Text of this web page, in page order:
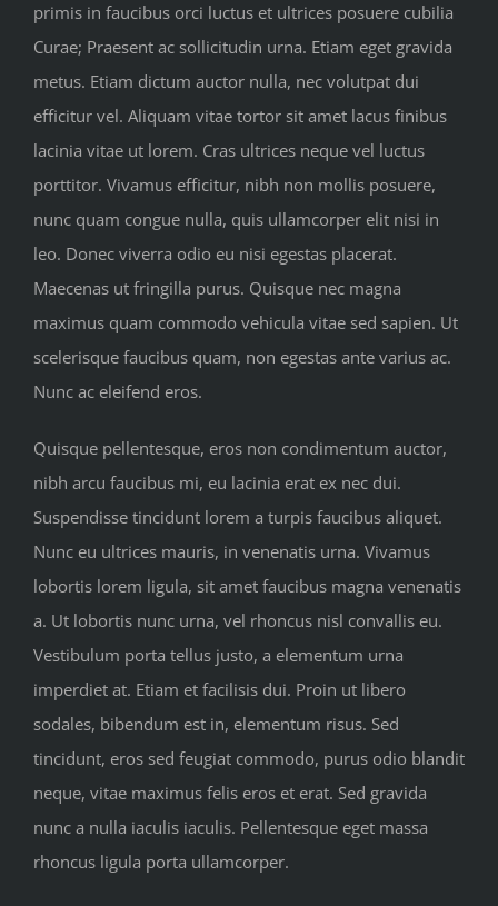
primis in faucibus orci luctus et ultrices posuere cubilia
Curae; Praesent ac sollicitudin urna. Etiam eget gravida
metus. Etiam dictum auctor nulla, nec volutpat dui
efficitur vel. Aliquam vitae tortor sit amet lacus finibus
lacinia vitae ut lorem. Cras ultrices neque vel luctus
porttitor. Vivamus efficitur, nibh non mollis posuere,
nunc quam congue nulla, quis ullamcorper elit nisi in
leo. Donec viverra odio eu nisi egestas placerat.
Maecenas ut fringilla purus. Quisque nec magna
maximus quam commodo vehicula vitae sed sapien. Ut
scelerisque faucibus quam, non egestas ante varius ac.
Nunc ac eleifend eros.
Quisque pellentesque, eros non condimentum auctor,
nibh arcu faucibus mi, eu lacinia erat ex nec dui.
Suspendisse tincidunt lorem a turpis faucibus aliquet.
Nunc eu ultrices mauris, in venenatis urna. Vivamus
lobortis lorem ligula, sit amet faucibus magna venenatis
a. Ut lobortis nunc urna, vel rhoncus nisl convallis eu.
Vestibulum porta tellus justo, a elementum urna
imperdiet at. Etiam et facilisis dui. Proin ut libero
sodales, bibendum est in, elementum risus. Sed
tincidunt, eros sed feugiat commodo, purus odio blandit
neque, vitae maximus felis eros et erat. Sed gravida
nunc a nulla iaculis iaculis. Pellentesque eget massa
rhoncus ligula porta ullamcorper.